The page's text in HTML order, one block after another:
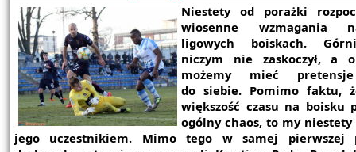
Niestety od porażki
wiosenne wzmagania
ligowych boiskach.
niczym nie zaskoczył, a
możemy mieć
do siebie. Pomimo faktu,
większość czasu na boisku
ogólny chaos, to my niestety
jego uczestnikiem. Mimo tego w samej pierwszej